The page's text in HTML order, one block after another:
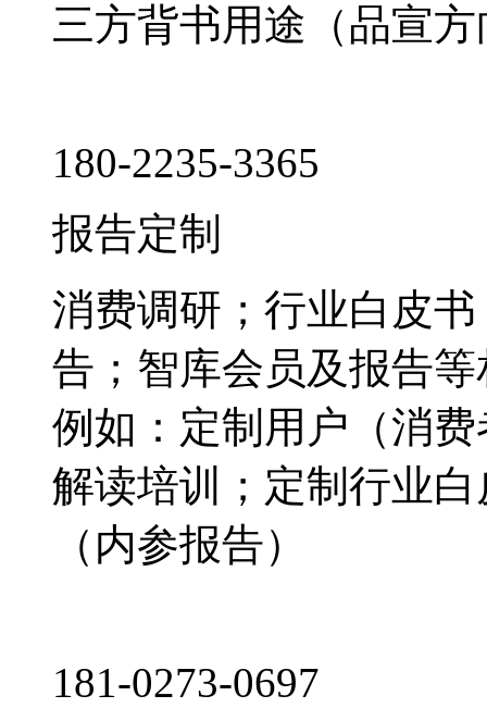
三方背书用途（品宣
180-2235-3365
报告定制
消费调研；行业白皮
告；智库会员及报告
例如：定制用户（消
解读培训；定制行业
（内参报告）
181-0273-0697